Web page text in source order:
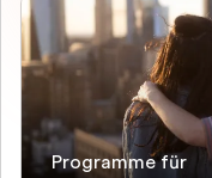
Programme für